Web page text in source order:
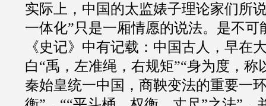
实际上，中国的太监婊子理论家们所
一体化”只是一厢情愿的说法。是不可
《史记》中有记载：中国古人，早在
白“禹，左准绳，右规矩”“身为度，称
秦始皇统一中国，商鞅变法的重要一